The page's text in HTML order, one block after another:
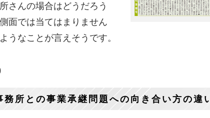
さんの場合はどうだろう
面では当てはまりません
うなことが言えそうです。
所との事業承継問題への向き合い方の違